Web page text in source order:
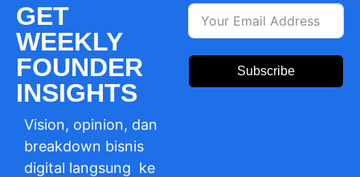
GET
WEEKLY
FOUNDER
INSIGHTS
Vision, opinion, dan
breakdown bisnis
digital langsung ke
Subscribe